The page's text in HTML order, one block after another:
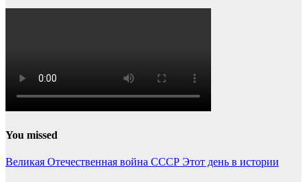
You missed
Великая Отечественная война СССР Этот день в истории